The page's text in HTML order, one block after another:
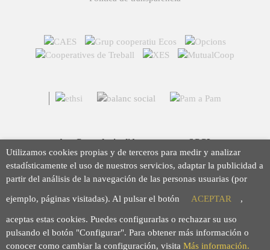
Arç Corredoria d'Assegurances, SCCL
Casp 43, 08010 Barcelona
93 423 46 02
info@arc.coop
Utilizamos cookies propias y de terceros para medir y analizar
estadísticamente el uso de nuestros servicios, adaptar la publicidad a
partir del análisis de la navegación de las personas usuarias (por
ejemplo, páginas visitadas). Al pulsar el botón ACEPTAR ,
aceptas estas cookies. Puedes configurarlas o rechazar su uso
pulsando el botón "Configurar". Para obtener más información o
conocer como cambiar la configuración, visita Más información.